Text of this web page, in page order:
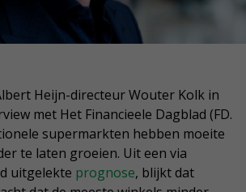
Heijn-directeur Wouter Kolk in
met Het Financieele Dagblad (FD.
supermarkten hebben moeite
te laten groeien. Uit een via
uitgelekte prognose, blijkt dat